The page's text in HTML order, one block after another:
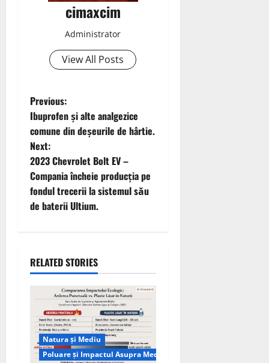
cimaxcim
Administrator
View All Posts
P
o
s
t
n
v
i
g
a
t
Previous:
Ibuprofen și alte analgezice
comune din deșeurile de hârtie.
Next:
2023 Chevrolet Bolt EV –
Compania încheie producția pe
fondul trecerii la sistemul său
de baterii Ultium.
RELATED STORIES
Natura și Mediu
Poluare și Impactul Asupra Mediului